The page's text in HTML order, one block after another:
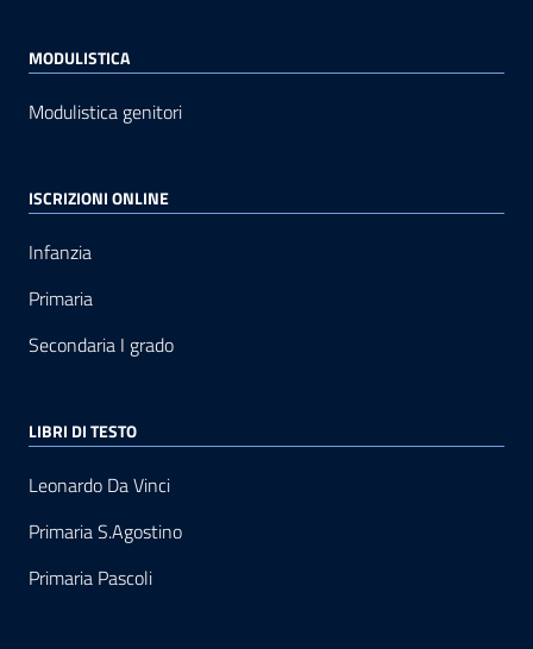
MODULISTICA
Modulistica genitori
ISCRIZIONI ONLINE
Infanzia
Primaria
Secondaria I grado
LIBRI DI TESTO
Leonardo Da Vinci
Primaria S.Agostino
Primaria Pascoli